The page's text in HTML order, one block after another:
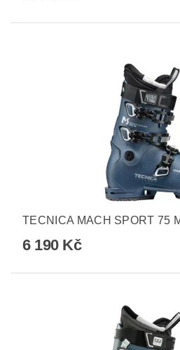
TECNICA MACH SPORT 75
6 190 Kč